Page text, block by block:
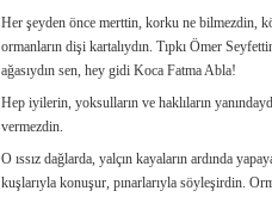
Her şeyden önce merttin, korku ne bilmezdin,
ormanların dişi kartalıydın. Tıpkı Ömer
ağasıydın sen, hey gidi Koca Fatma Abla!
Hep iyilerin, yoksulların ve haklıların
vermezdin.
O ıssız dağlarda, yalçın kayaların ardında
kuşlarıyla konuşur, pınarlarıyla söyleşirdin.